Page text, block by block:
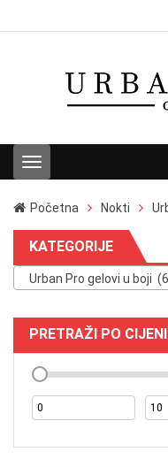
T
o
g
l
e
n
a
g
a
t
i
o
Početna Nokti
KATEGORIJE
Urban Pro gelovi u boji
PRETRAŽI PO CIJENI